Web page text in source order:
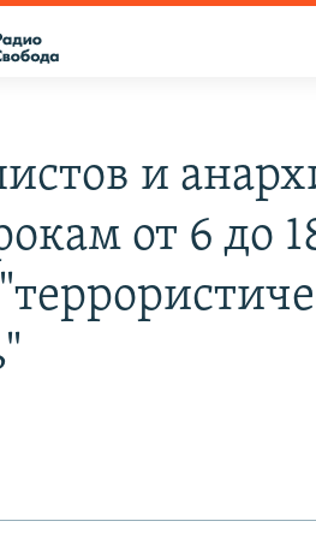
и
от 6 до